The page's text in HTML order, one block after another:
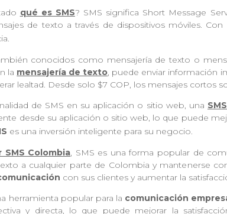
qué es SMS? SMS significa Short Message
de texto a través de dispositivos móviles.
conocidos como mensajería de texto o
la mensajería de texto, puede enviar información
lealtad. Desde solo $7 COP, los mensajes
de SMS en su aplicación o sitio web, una
desde su aplicación o sitio web, lo que puede
es una inversión inteligente para su negocio.
Colombia, SMS es una forma popular de
a cualquier parte de Colombia y mantenerse
con sus clientes y aumentar la
herramienta popular para la comunicación
y directa, lo que puede mejorar la